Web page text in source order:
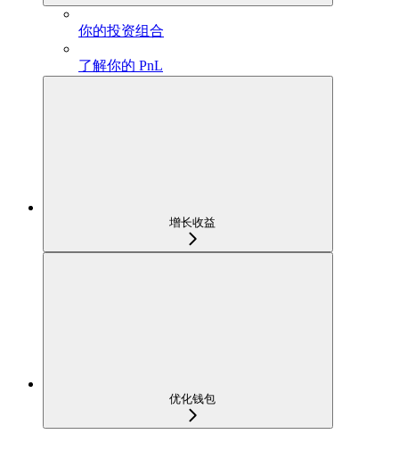
你的投资组合
了解你的 PnL
增长收益
优化钱包